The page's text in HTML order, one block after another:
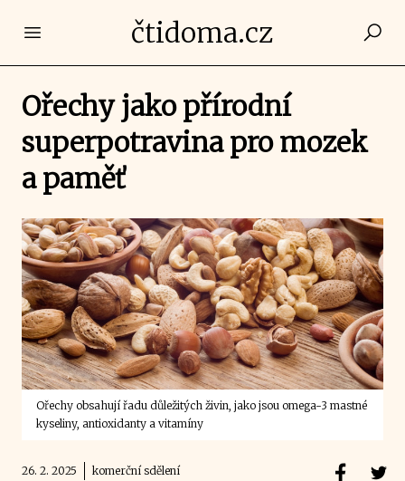
Open main menučtidoma.cz
Ořechy jako přírodní
superpotravina pro mozek
a paměť
Ořechy obsahují řadu důležitých živin, jako jsou omega-3 mastné
kyseliny, antioxidanty a vitamíny
26. 2. 2025
komerční sdělení